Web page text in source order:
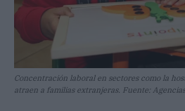
Concentración laboral en sectores como la
atraen a familias extranjeras. Fuente: Agencias